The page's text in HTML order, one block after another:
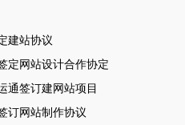
建站协议
定网站设计合作协定
通签订建网站项目
订网站制作协议